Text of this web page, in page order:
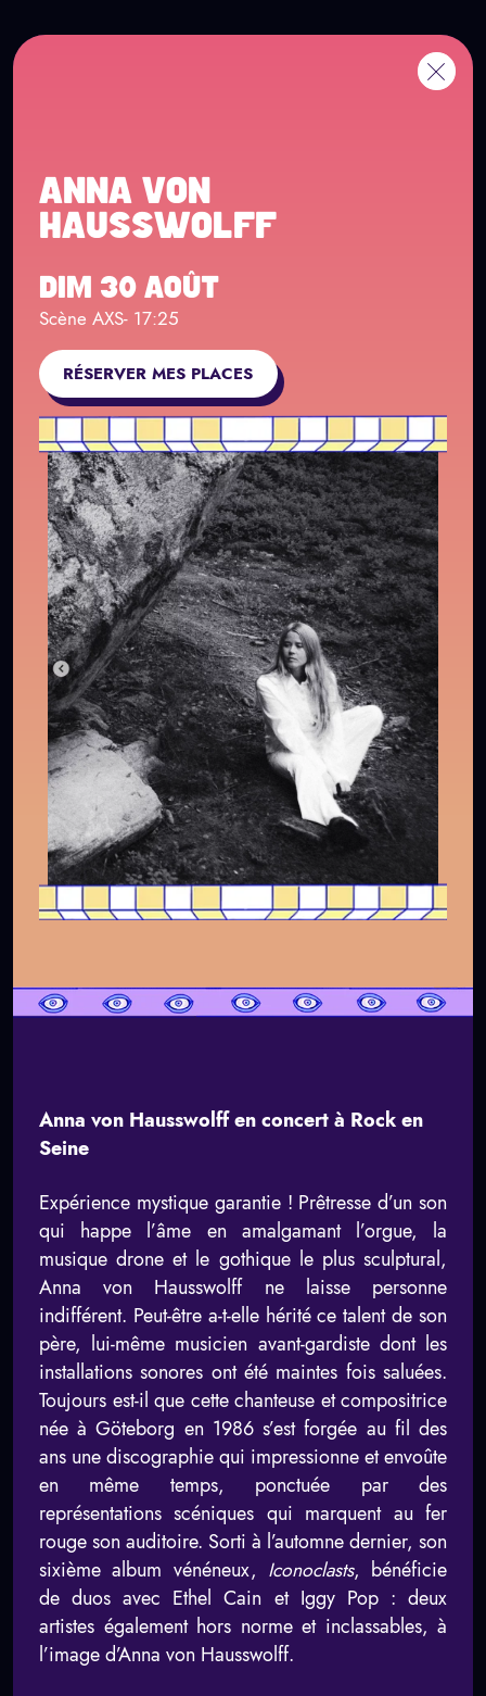
Aller au contenu principal
Retour
ANNA VON
HAUSSWOLFF
DIM 30 AOÛT
Scène AXS- 17:25
RÉSERVER MES PLACES
Anna von Hausswolff en concert à Rock en
Seine
Expérience mystique garantie ! Prêtresse d’un son
qui happe l’âme en amalgamant l’orgue, la
musique drone et le gothique le plus sculptural,
Anna von Hausswolff ne laisse personne
indifférent. Peut-être a-t-elle hérité ce talent de son
père, lui-même musicien avant-gardiste dont les
installations sonores ont été maintes fois saluées.
Toujours est-il que cette chanteuse et compositrice
née à Göteborg en 1986 s’est forgée au fil des
ans une discographie qui impressionne et envoûte
en même temps, ponctuée par des
représentations scéniques qui marquent au fer
rouge son auditoire. Sorti à l’automne dernier, son
sixième album vénéneux, Iconoclasts, bénéficie
de duos avec Ethel Cain et Iggy Pop : deux
artistes également hors norme et inclassables, à
l’image d’Anna von Hausswolff.